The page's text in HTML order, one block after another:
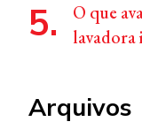
O que
lavadora
Arquivos